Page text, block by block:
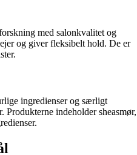
med salonkvalitet og
og giver fleksibelt hold. De er
ingredienser og særligt
Produkterne indeholder sheasmør,